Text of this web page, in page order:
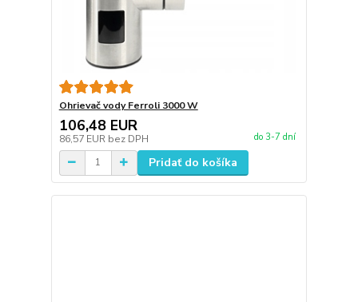
Ohrievač vody Ferroli 3000 W
106,48 EUR
86,57 EUR bez DPH do 3-7 dní
Pridať do košíka